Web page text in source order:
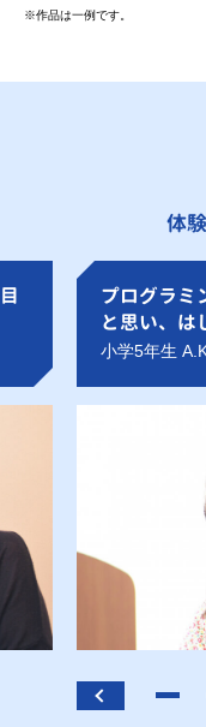
※作品は一例です。
体
プログラミ
と思い、は
小学5年生